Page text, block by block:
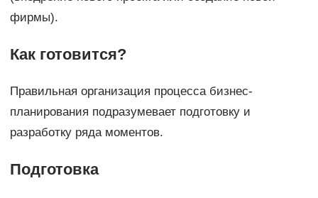
фирмы).
Как готовится?
Правильная организация процесса бизнес-
планирования подразумевает подготовку и
разработку ряда моментов.
Подготовка